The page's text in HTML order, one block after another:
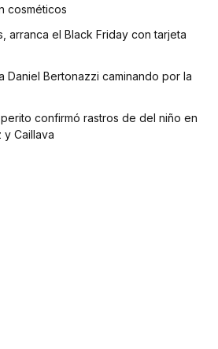
cosméticos
arranca el Black Friday con tarjeta
Daniel Bertonazzi caminando por la
confirmó rastros de del niño en
Caillava